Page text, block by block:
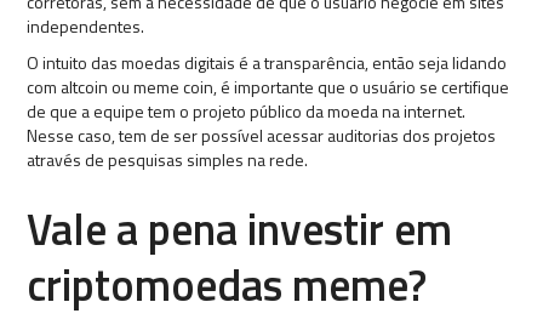
independentes.
O intuito das moedas digitais é a transparência, então seja lidando
com altcoin ou meme coin, é importante que o usuário se certifique
de que a equipe tem o projeto público da moeda na internet.
Nesse caso, tem de ser possível acessar auditorias dos projetos
através de pesquisas simples na rede.
Vale a pena investir em
criptomoedas meme?